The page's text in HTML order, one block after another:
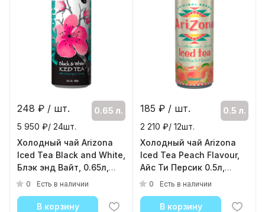
248 ₽ / шт.
0.65 л.
5 950 ₽/ 24шт.
Холодный чай Arizona
Iced Tea Black and White,
Блэк энд Вайт, 0.65л,
банка
0 Есть в наличии
В корзину
185 ₽ / шт.
0.5 л.
2 210 ₽/ 12шт.
Холодный чай Arizona
Iced Tea Peach Flavour,
Айс Ти Персик 0.5л,
банка
0 Есть в наличии
В корзину